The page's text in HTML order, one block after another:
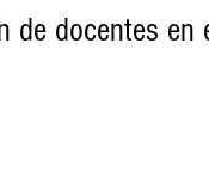
de docentes en